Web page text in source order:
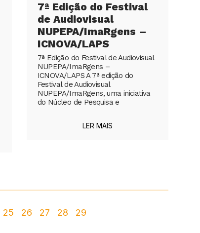
7ª Edição do Festival
de Audiovisual
NUPEPA/ImaRgens –
ICNOVA/LAPS
7ª Edição do Festival de Audiovisual
NUPEPA/ImaRgens –
ICNOVA/LAPS A 7ª edição do
Festival de Audiovisual
NUPEPA/ImaRgens, uma iniciativa
do Núcleo de Pesquisa e
LER MAIS
25 26 27 28 29